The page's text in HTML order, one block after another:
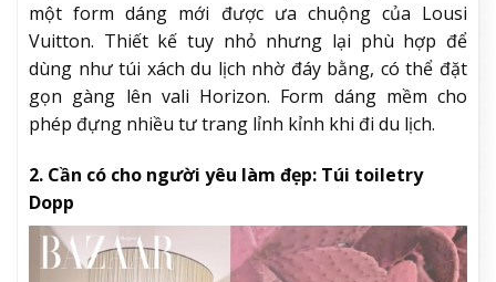
một form dáng mới được ưa chuộng của Lousi
Vuitton. Thiết kế tuy nhỏ nhưng lại phù hợp để
dùng như túi xách du lịch nhờ đáy bằng, có thể đặt
gọn gàng lên vali Horizon. Form dáng mềm cho
phép đựng nhiều tư trang lỉnh kỉnh khi đi du lịch.
2. Cần có cho người yêu làm đẹp: Túi toiletry
Dopp